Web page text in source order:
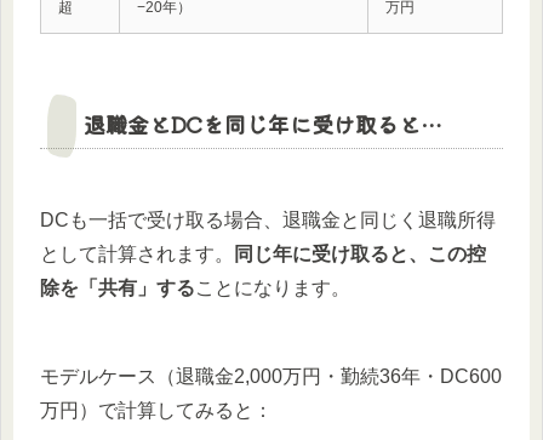
超 −20年） 万円
退職金とDCを同じ年に受け取ると…
DCも一括で受け取る場合、退職金と同じく退職所得
として計算されます。
同じ年に受け取ると、この控
除を「共有」することになります。
モデルケース（退職金2,000万円・勤続36年・DC600
万円）で計算してみると：